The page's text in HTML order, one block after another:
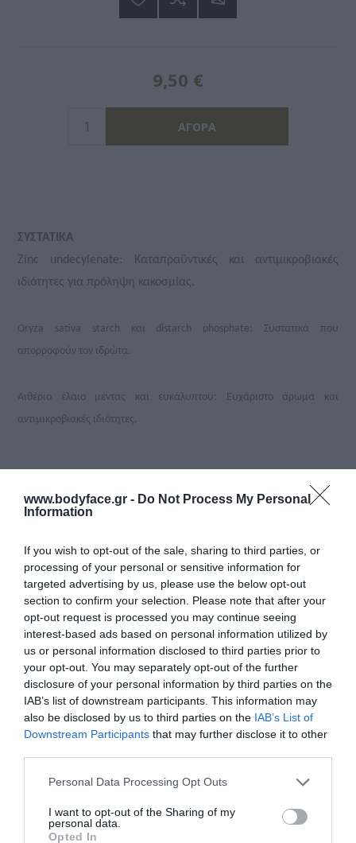
www.bodyface.gr - Do Not Process My Personal
Information
If you wish to opt-out of the sale, sharing to third parties, or
processing of your personal or sensitive information for
targeted advertising by us, please use the below opt-out
section to confirm your selection. Please note that after your
opt-out request is processed you may continue seeing
interest-based ads based on personal information utilized by
us or personal information disclosed to third parties prior to
your opt-out. You may separately opt-out of the further
disclosure of your personal information by third parties on the
IAB’s list of downstream participants. This information may
also be disclosed by us to third parties on the IAB’s List of
Downstream Participants that may further disclose it to other
Please note that this website/app uses one or more Google
not limited to your visit or usage behaviour. You may click to
grant or deny consent to Google and its third-party tags to
Personal Data Processing Opt Outs
I want to opt-out of the Sharing of my
personal data.
Opted In
9,50 €
ΣΥΣΤΑΤΙΚΑ
Zinc undecylenate: Καταπραϋντικές και αντιμικροβιακές
ιδιότητες για πρόληψη κακοσμίας.
Oryza sativa starch και distarch phosphate: Συστατικά που
απορροφούν τον ιδρώτα.
Αιθέριο έλαιο μέντας και ευκάλυπτου: Ευχάριστο άρωμα και
αντιμικροβιακές ιδιότητες.
Κακοσμία και υπεριδρωσία στα πόδια, στις μασχάλες, στις
Ερεθισμοί
ΠΡΟΤΕΙΝΟΜΕΝΗ ΧΡΗΣΗ
Απλώστε επαρκή ποσότητα πούδρας, 2-3 φορές την ημέρα
σε καθαρό και στεγνό δέρμα.
Επίσημη σελίδα κατασκευαστή VENCIL:www.vencil.gr
ΠΡΟΔΙΑΓΡΑΦΈΣ ΠΡΟΪΌΝΤΩΝ
Αποθεραπεία - Τραυματισμός Κουρασμένα Πόδια